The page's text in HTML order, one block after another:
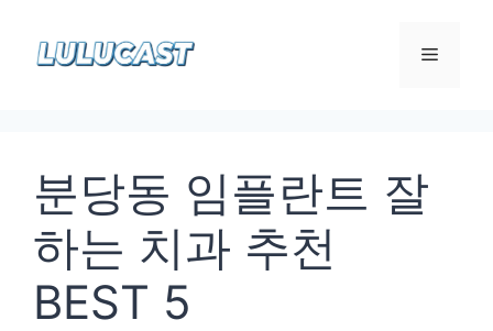
메
분당동 임플란트 잘
하는 치과 추천
BEST 5